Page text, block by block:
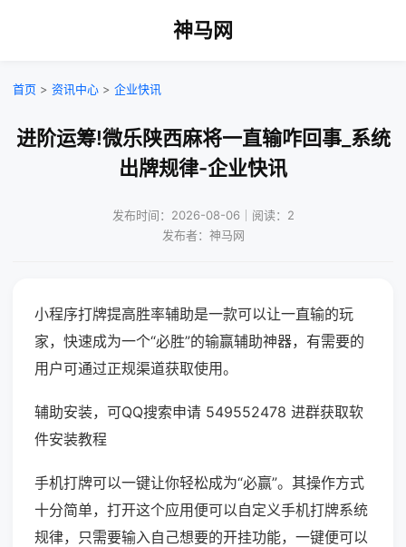
神马网
首页 > 资讯中心 > 企业快讯
进阶运筹!微乐陕西麻将一直输咋回事_系统
出牌规律-企业快讯
发布时间：2026-08-06｜阅读：2
发布者：神马网
小程序打牌提高胜率辅助是一款可以让一直输的玩
家，快速成为一个“必胜”的输赢辅助神器，有需要的
用户可通过正规渠道获取使用。
辅助安装，可QQ搜索申请 549552478 进群获取软
件安装教程
手机打牌可以一键让你轻松成为“必赢”。其操作方式
十分简单，打开这个应用便可以自定义手机打牌系统
规律，只需要输入自己想要的开挂功能，一键便可以